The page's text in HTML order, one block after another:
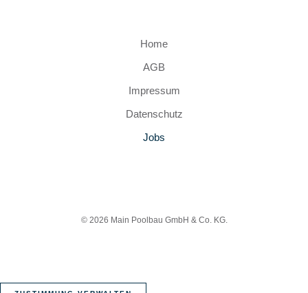
Home
AGB
Impressum
Datenschutz
Jobs
© 2026 Main Poolbau GmbH & Co. KG.